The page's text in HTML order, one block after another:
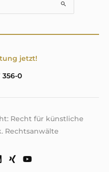
jetzt!
356-0
Recht für künstliche
Rechtsanwälte